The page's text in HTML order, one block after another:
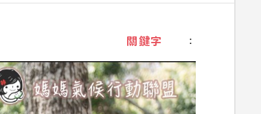
關鍵字 ：